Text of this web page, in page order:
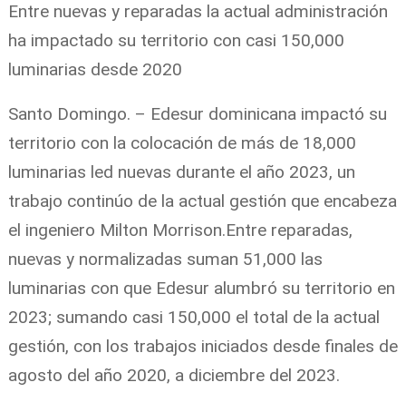
Entre nuevas y reparadas la actual administración
ha impactado su territorio con casi 150,000
luminarias desde 2020
Santo Domingo. – Edesur dominicana impactó su
territorio con la colocación de más de 18,000
luminarias led nuevas durante el año 2023, un
trabajo continúo de la actual gestión que encabeza
el ingeniero Milton Morrison.Entre reparadas,
nuevas y normalizadas suman 51,000 las
luminarias con que Edesur alumbró su territorio en
2023; sumando casi 150,000 el total de la actual
gestión, con los trabajos iniciados desde finales de
agosto del año 2020, a diciembre del 2023.